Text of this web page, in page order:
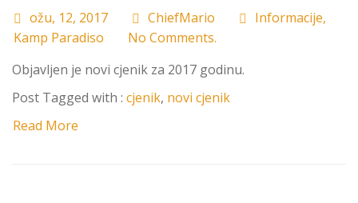
ožu, 12, 2017 ChiefMario Informacije,
Kamp Paradiso
No Comments.
Objavljen je novi cjenik za 2017 godinu.
Post Tagged with : cjenik, novi cjenik
Read More